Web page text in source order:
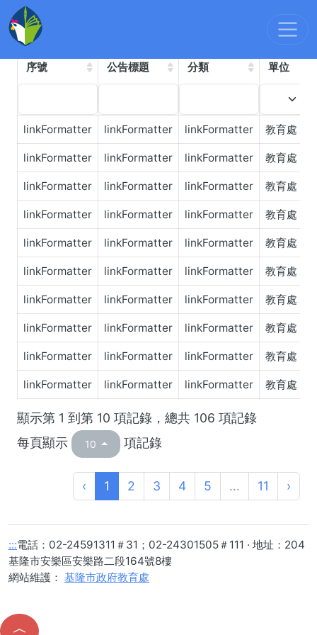
::: 最新消息
其他
序號 公告標題 分類 單位
linkFormatter linkFormatter linkFormatter 教育處
linkFormatter linkFormatter linkFormatter 教育處
linkFormatter linkFormatter linkFormatter 教育處
linkFormatter linkFormatter linkFormatter 教育處
linkFormatter linkFormatter linkFormatter 教育處
linkFormatter linkFormatter linkFormatter 教育處
linkFormatter linkFormatter linkFormatter 教育處
linkFormatter linkFormatter linkFormatter 教育處
linkFormatter linkFormatter linkFormatter 教育處
linkFormatter linkFormatter linkFormatter 教育處
顯示第 1 到第 10 項記錄，總共 106 項記錄
每頁顯示
10 項記錄
‹ 1 2 3 4 5 ... 11 ›
:::電話：02-24591311 ＃31；02-24301505＃111 · 地址：204
基隆市安樂區安樂路二段164號8樓
網站維護： 基隆市政府教育處